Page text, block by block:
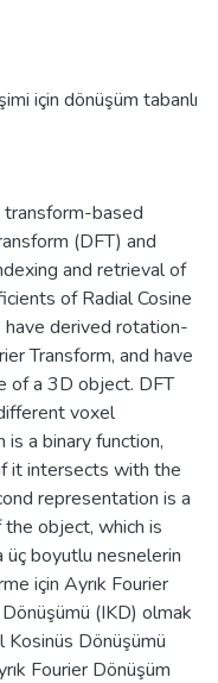
için dönüşüm tabanlı
based
(DFT) and
and retrieval of
of Radial Cosine
derived rotation-
Transform, and have
of a 3D object. DFT
voxel
a binary function,
it intersects with the
representation is a
object, which is
üç boyutlu nesnelerin
için Ayrık Fourier
(IKD) olmak
Kosinüs Dönüşümü
Fourier Dönüşüm